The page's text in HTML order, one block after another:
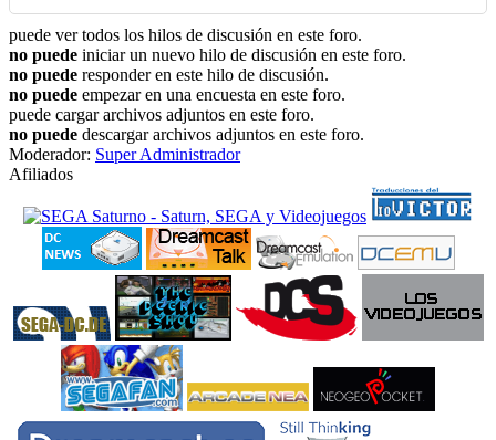
puede ver todos los hilos de discusión en este foro.
no puede iniciar un nuevo hilo de discusión en este foro.
no puede responder en este hilo de discusión.
no puede empezar en una encuesta en este foro.
puede cargar archivos adjuntos en este foro.
no puede descargar archivos adjuntos en este foro.
Moderador: Super Administrador
Afiliados